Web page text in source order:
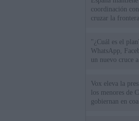
coordinación
cruzar la
"¿Cuál es el
WhatsApp,
un nuevo cruce
Vox eleva la
los menores de
gobiernan en